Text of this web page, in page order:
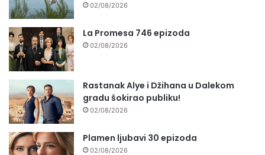
02/08/2026
La Promesa 746 epizoda
02/08/2026
Rastanak Alye i Džihana u Dalekom
gradu šokirao publiku!
02/08/2026
Plamen ljubavi 30 epizoda
02/08/2026